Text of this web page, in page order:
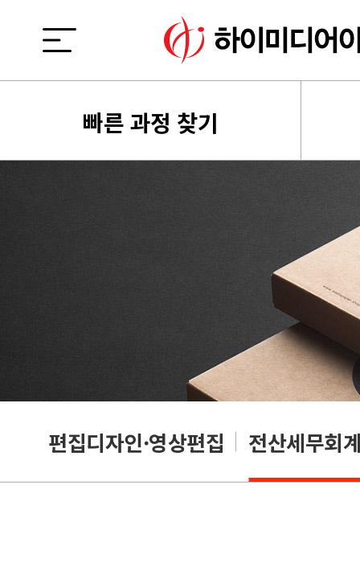
빠른 과정 찾기
편집디자인·영상편집 전산세무회